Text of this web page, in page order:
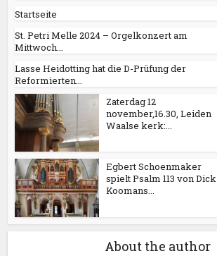
Startseite
St. Petri Melle 2024 – Orgelkonzert am
Mittwoch...
Lasse Heidotting hat die D-Prüfung der
Reformierten...
Zaterdag 12
november,16.30, Leiden
Waalse kerk:...
Egbert Schoenmaker
spielt Psalm 113 von Dick
Koomans...
About the author